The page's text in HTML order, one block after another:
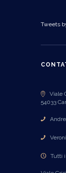
Tweets
Viale
54033
Tutti i